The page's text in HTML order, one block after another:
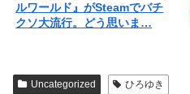
ルワールド』がSteamでバチ
クソ大流行。どう思いま…
Uncategorized ひろゆき